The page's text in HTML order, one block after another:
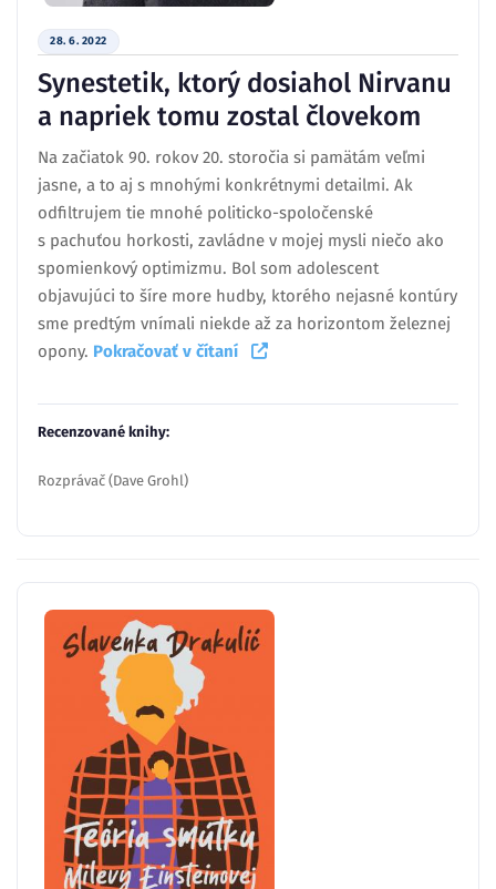
28. 6. 2022
Synestetik, ktorý dosiahol Nirvanu
a napriek tomu zostal človekom
Na začiatok 90. rokov 20. storočia si pamätám veľmi
jasne, a to aj s mnohými konkrétnymi detailmi. Ak
odfiltrujem tie mnohé politicko-spoločenské
s pachuťou horkosti, zavládne v mojej mysli niečo ako
spomienkový optimizmu. Bol som adolescent
objavujúci to šíre more hudby, ktorého nejasné kontúry
sme predtým vnímali niekde až za horizontom železnej
opony. Pokračovať v čítaní
Recenzované knihy:
Rozprávač (Dave Grohl)